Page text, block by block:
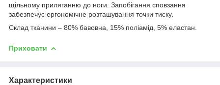
щільному приляганню до ноги. Запобігання сповзання
забезпечує ергономічне розташування точки тиску.
Склад тканини – 80% бавовна, 15% поліамід, 5% еластан.
Приховати
Характеристики